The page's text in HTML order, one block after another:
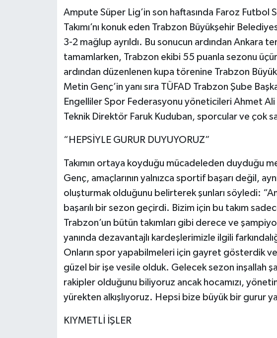
Ampute Süper Lig’in son haftasında Faroz Futbol
Takımı’nı konuk eden Trabzon Büyükşehir
3-2 mağlup ayrıldı. Bu sonucun ardından Ankara
tamamlarken, Trabzon ekibi 55 puanla sezonu
ardından düzenlenen kupa törenine Trabzon
Metin Genç’in yanı sıra TÜFAD Trabzon Şube
Engelliler Spor Federasyonu yöneticileri Ahmet
Teknik Direktör Faruk Kuduban, sporcular ve çok
“HEPSİYLE GURUR DUYUYORUZ”
Takımın ortaya koyduğu mücadeleden duyduğu
Genç, amaçlarının yalnızca sportif başarı değil,
oluşturmak olduğunu belirterek şunları söyledi:
başarılı bir sezon geçirdi. Bizim için bu takım
Trabzon’un bütün takımları gibi derece ve
yanında dezavantajlı kardeşlerimizle ilgili
Onların spor yapabilmeleri için gayret gösterdik ve
güzel bir işe vesile olduk. Gelecek sezon inşallah
rakipler olduğunu biliyoruz ancak hocamızı,
yürekten alkışlıyoruz. Hepsi bize büyük bir gurur
KIYMETLİ İŞLER